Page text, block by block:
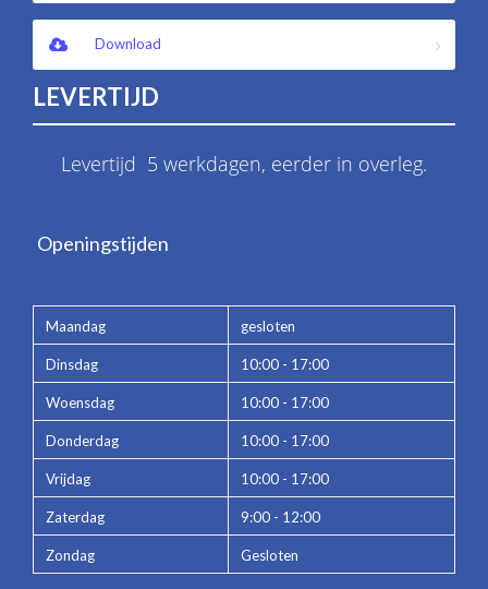
Download
LEVERTIJD
Levertijd 5 werkdagen, eerder in overleg.
Openingstijden
Maandag gesloten
Dinsdag 10:00 - 17:00
Woensdag 10:00 - 17:00
Donderdag 10:00 - 17:00
Vrijdag 10:00 - 17:00
Zaterdag 9:00 - 12:00
Zondag Gesloten